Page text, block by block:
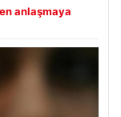
anlaşmaya